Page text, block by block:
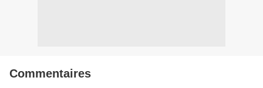
Commentaires